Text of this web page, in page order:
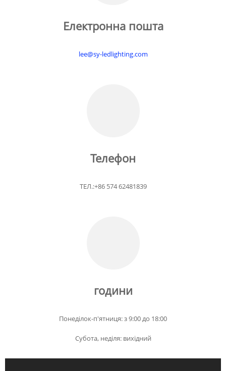
Електронна пошта
lee@sy-ledlighting.com
Телефон
ТЕЛ.:+86 574 62481839
години
Понеділок-п'ятниця: з 9:00 до 18:00
Субота, неділя: вихідний